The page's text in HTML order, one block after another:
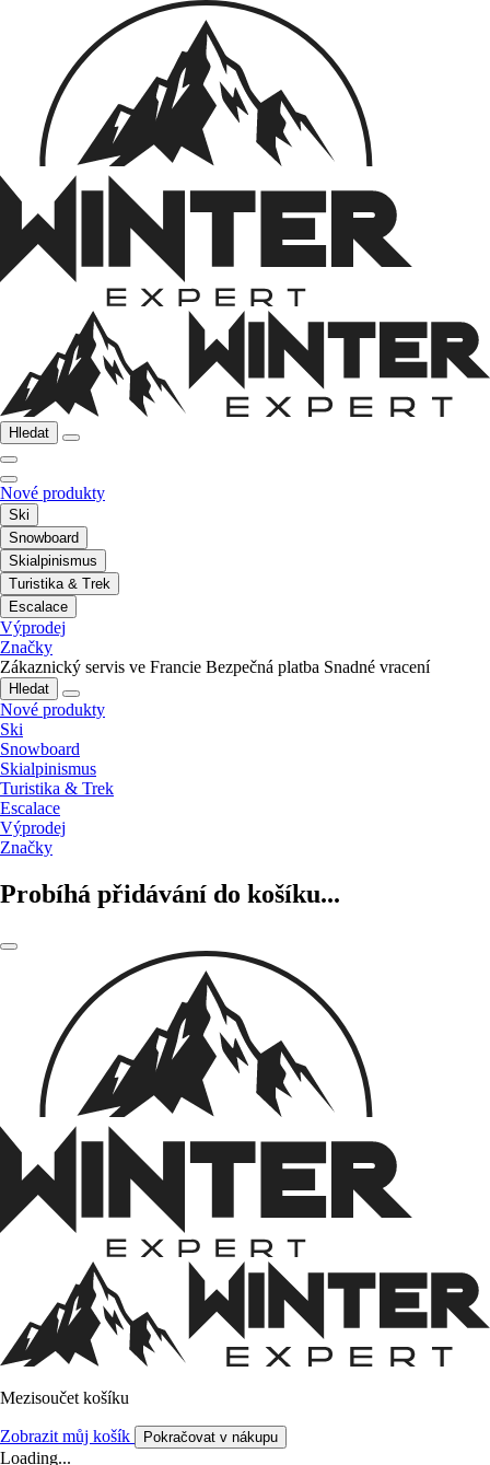
Hledat
Nové produkty
Ski
Snowboard
Skialpinismus
Turistika & Trek
Escalace
Výprodej
Značky
Zákaznický servis ve Francie Bezpečná platba Snadné vracení
Hledat
Nové produkty
Ski
Snowboard
Skialpinismus
Turistika & Trek
Escalace
Výprodej
Značky
Probíhá přidávání do košíku...
Mezisoučet košíku
Zobrazit můj košík Pokračovat v nákupu
Loading...